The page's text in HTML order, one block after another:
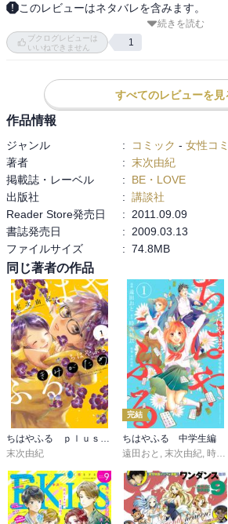
このレビューはネタバレを含みます。
全国大会初出場！の巻。
宮内女帝、ホントはすごくいい先生だ……。
こういう、厳しいけどいい先生って、一番心
そして、千早のピンチに現れる太一……ヒー
続きを読む
ブクログレビューは
いいねできません
1
すべてのレビューを見
作品情報
ジャンル : コミック - 女性コ
著者
: 末次由紀
掲載誌・レーベル
:
BE・LOVE
出版社
: 講談社
Reader Store発売日
:
2011.09.09
書誌発売日
:
2009.03.13
ファイルサイズ
: 74.8MB
同じ著者の作品
ちはやふる ｐｌｕｓ きみがため
末次由紀
完結
ちはやふる 中学生編
遠田おと , 末次由紀, 時海結以